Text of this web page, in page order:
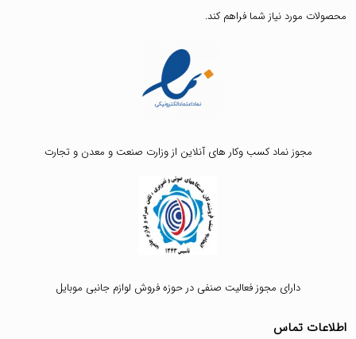
محصولات مورد نیاز شما فراهم کند.
مجوز نماد کسب وکار های آنلاین از وزارت صنعت و معدن و تجارت
دارای مجوز فعالیت صنفی در حوزه فروش لوازم جانبی موبایل
اطلاعات تماس